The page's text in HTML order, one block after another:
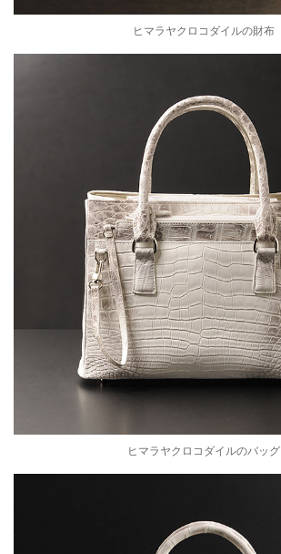
ヒマラヤクロコダイルの財布
ヒマラヤクロコダイルのバッグ